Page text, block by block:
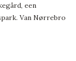
een
Van Nørrebro